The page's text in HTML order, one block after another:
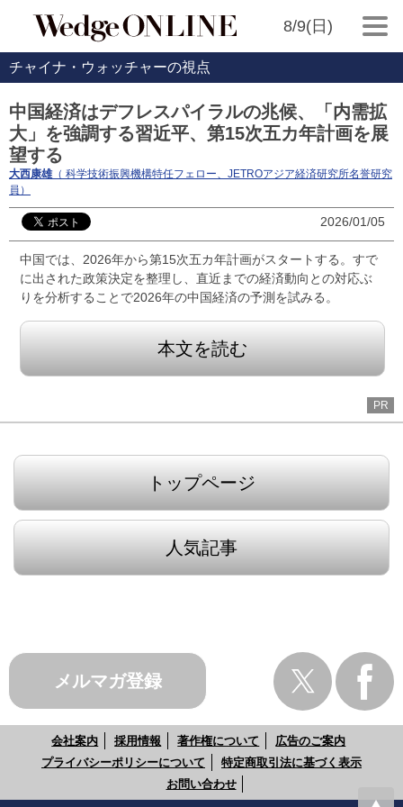
8/9(日)
チャイナ・ウォッチャーの視点
中国経済はデフレスパイラルの兆候、「内需拡
大」を強調する習近平、第15次五カ年計画を展
望する
大西康雄（ 科学技術振興機構特任フェロー、JETROアジア経済研究所名誉研究
員）
2026/01/05
中国では、2026年から第15次五カ年計画がスタートする。すで
に出された政策決定を整理し、直近までの経済動向との対応ぶ
りを分析することで2026年の中国経済の予測を試みる。
本文を読む
PR
トップページ
人気記事
メルマガ登録
会社案内 採用情報 著作権について
広告のご案内
プライバシーポリシーについて
特定商取引法に基づく表示
お問い合わせ